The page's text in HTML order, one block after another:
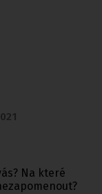
Na které